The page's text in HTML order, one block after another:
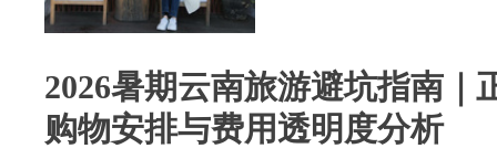
2026暑期云南旅游避坑指南｜
购物安排与费用透明度分析